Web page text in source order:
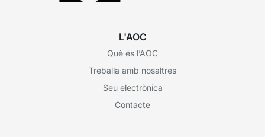
L'AOC
Què és l’AOC
Treballa amb nosaltres
Seu electrònica
Contacte